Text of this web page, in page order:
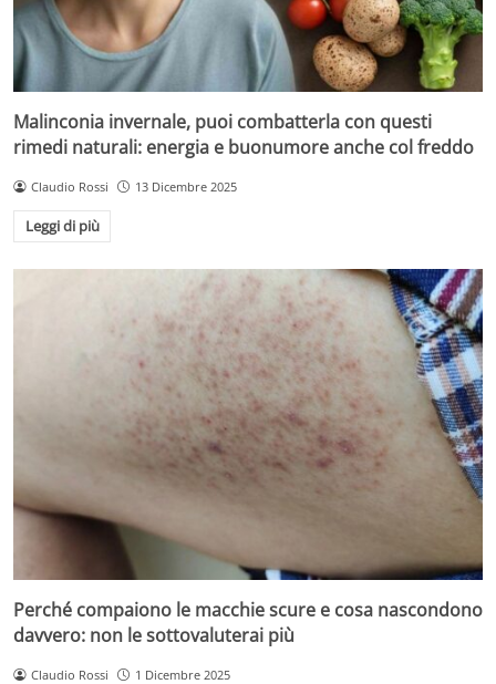
Malinconia invernale, puoi combatterla con questi
rimedi naturali: energia e buonumore anche col freddo
Claudio Rossi 13 Dicembre 2025
Leggi di più
Perché compaiono le macchie scure e cosa nascondono
davvero: non le sottovaluterai più
Claudio Rossi 1 Dicembre 2025